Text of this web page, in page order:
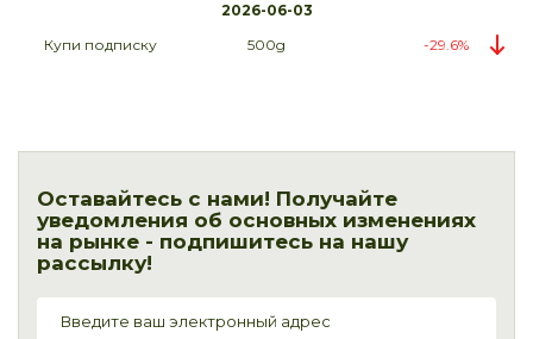
2026-06-03
Купи подписку
500g -29.6%
Оставайтесь с нами! Получайте
уведомления об основных изменениях
на рынке - подпишитесь на нашу
рассылку!